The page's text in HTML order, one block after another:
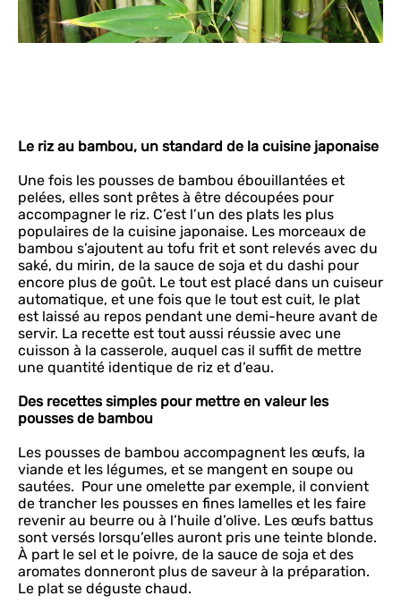
Le riz au bambou, un standard de la cuisine japonaise
Une fois les pousses de bambou ébouillantées et
pelées, elles sont prêtes à être découpées pour
accompagner le riz. C’est l’un des plats les plus
populaires de la cuisine japonaise. Les morceaux de
bambou s’ajoutent au tofu frit et sont relevés avec du
saké, du mirin, de la sauce de soja et du dashi pour
encore plus de goût. Le tout est placé dans un cuiseur
automatique, et une fois que le tout est cuit, le plat
est laissé au repos pendant une demi-heure avant de
servir. La recette est tout aussi réussie avec une
cuisson à la casserole, auquel cas il suffit de mettre
une quantité identique de riz et d’eau.
Des recettes simples pour mettre en valeur les
pousses de bambou
Les pousses de bambou accompagnent les œufs, la
viande et les légumes, et se mangent en soupe ou
sautées. Pour une omelette par exemple, il convient
de trancher les pousses en fines lamelles et les faire
revenir au beurre ou à l’huile d’olive. Les œufs battus
sont versés lorsqu’elles auront pris une teinte blonde.
À part le sel et le poivre, de la sauce de soja et des
aromates donneront plus de saveur à la préparation.
Le plat se déguste chaud.